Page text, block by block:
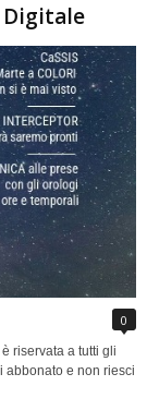
Digitale
0
riservata a tutti gli
abbonato e non riesci